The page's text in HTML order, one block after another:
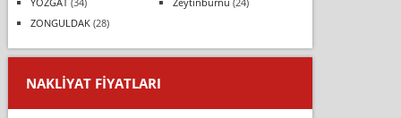
ZONGULDAK(28)
NAKLIYAT FIYATLARI